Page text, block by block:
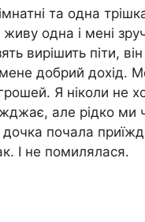
та одна
живу одна і мені
вирішить піти,
добрий дохід.
Я ніколи не
але рідко
почала
І не помилялася.